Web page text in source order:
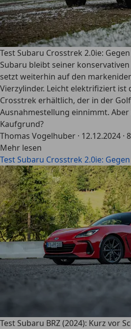
Test Subaru Crosstrek 2.0ie:
Subaru bleibt seiner
setzt weiterhin auf den
Vierzylinder. Leicht elektrifiziert ist
Crosstrek erhältlich, der in der
Ausnahmestellung einnimmt. Aber
Kaufgrund?
Thomas Vogelhuber · 12.12.2024 ·
Mehr lesen
Test Subaru Crosstrek 2.0ie:
Test Subaru BRZ (2024): Kurz vor